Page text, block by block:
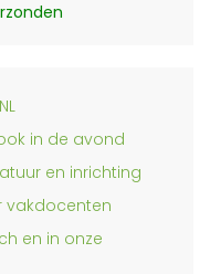
in de avond
en inrichting
vakdocenten
en in onze